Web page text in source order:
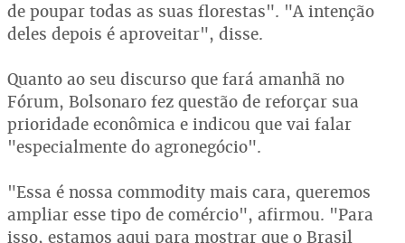
de poupar todas as suas florestas". "A intenção
deles depois é aproveitar", disse.
Quanto ao seu discurso que fará amanhã no
Fórum, Bolsonaro fez questão de reforçar sua
prioridade econômica e indicou que vai falar
"especialmente do agronegócio".
"Essa é nossa commodity mais cara, queremos
ampliar esse tipo de comércio", afirmou. "Para
isso, estamos aqui para mostrar que o Brasil